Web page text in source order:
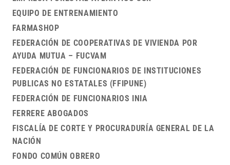
EQUIPO DE ENTRENAMIENTO
FARMASHOP
FEDERACIÓN DE COOPERATIVAS DE VIVIENDA POR
AYUDA MUTUA – FUCVAM
FEDERACIÓN DE FUNCIONARIOS DE INSTITUCIONES
PUBLICAS NO ESTATALES (FFIPUNE)
FEDERACIÓN DE FUNCIONARIOS INIA
FERRERE ABOGADOS
FISCALÍA DE CORTE Y PROCURADURÍA GENERAL DE LA
NACIÓN
FONDO COMÚN OBRERO